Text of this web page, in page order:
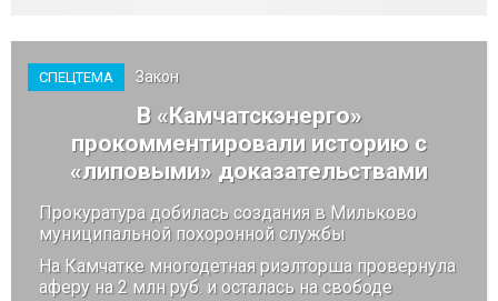
СПЕЦТЕМА Закон
В «Камчатскэнерго»
прокомментировали историю с
«липовыми» доказательствами
Прокуратура добилась создания в Мильково
муниципальной похоронной службы
На Камчатке многодетная риэлторша провернула
аферу на 2 млн руб. и осталась на свободе